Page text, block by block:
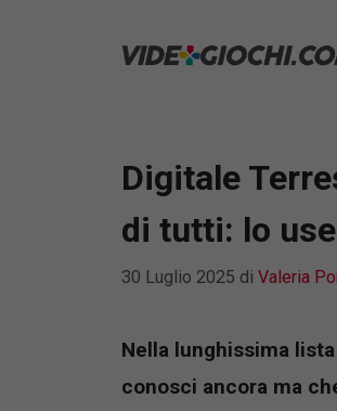
Digitale
di tutti: lo
30 Luglio 2025 di Valeria
Nella lunghissima
conosci ancora ma